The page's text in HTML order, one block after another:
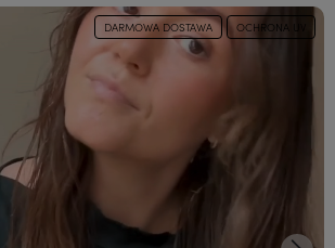
DARMOWA DOSTAWA OCHRONA UV